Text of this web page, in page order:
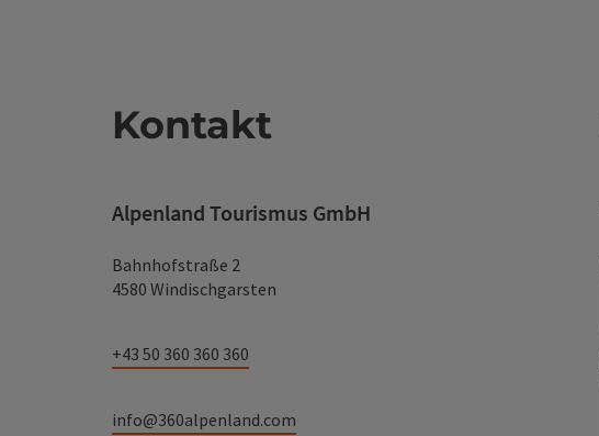
Kontakt
Alpenland Tourismus GmbH
Bahnhofstraße 2
4580 Windischgarsten
+43 50 360 360 360
info@360alpenland.com